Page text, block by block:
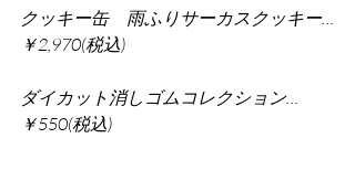
クッキー缶　雨ふりサーカスクッキー…
￥2,970(税込)
ダイカット消しゴムコレクション…
￥550(税込)